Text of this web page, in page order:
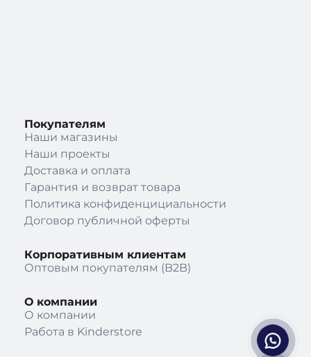
Покупателям
Наши магазины
Наши проекты
Доставка и оплата
Гарантия и возврат товара
Политика конфиденцициальности
Договор публичной оферты
Корпоративным клиентам
Оптовым покупателям (B2B)
О компании
О компании
Работа в Kinderstore